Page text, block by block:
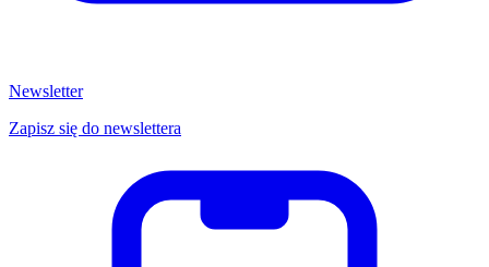
Newsletter
Zapisz się do newslettera